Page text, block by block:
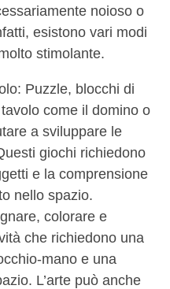
noioso o
esistono vari modi
stimolante.
Puzzle, blocchi di
come il domino o
a sviluppare le
giochi richiedono
e la comprensione
nello spazio.
colorare e
che richiedono una
mano e una
L’arte può anche